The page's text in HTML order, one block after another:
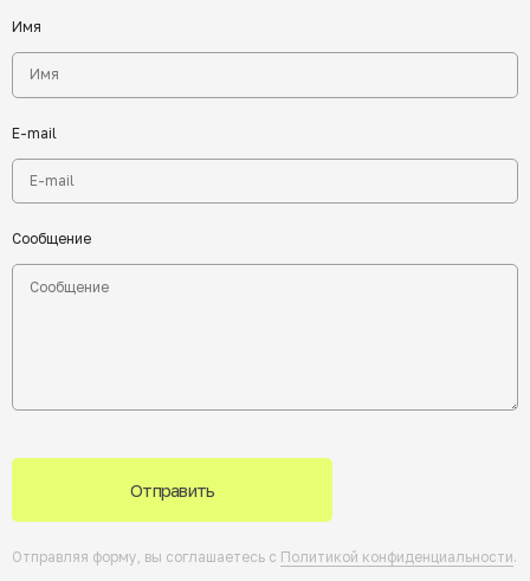
Имя
E-mail
Сообщение
Отправить
Отправляя форму, вы соглашаетесь с Политикой конфиденциальности.